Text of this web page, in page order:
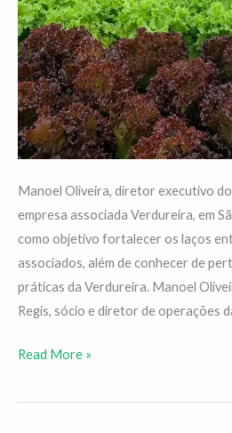
Manoel Oliveira, diretor executivo
empresa associada Verdureira, em
como objetivo fortalecer os laços
associados, além de conhecer de
práticas da Verdureira. Manoel
Regis, sócio e diretor de operações
Read More »